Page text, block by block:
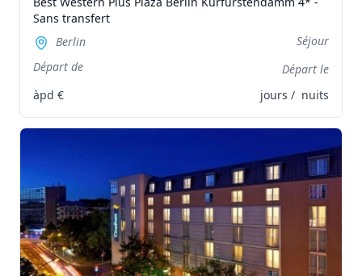
Sans transfert
Berlin
Séjour
Départ de
Départ le
àpd € jours / nuits